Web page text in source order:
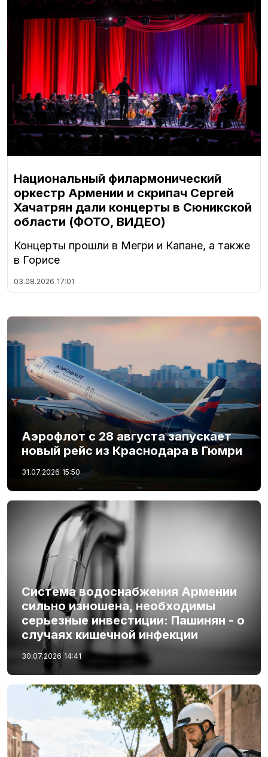
Национальный филармонический
оркестр Армении и скрипач Сергей
Хачатрян дали концерты в Сюникской
области (ФОТО, ВИДЕО)
Концерты прошли в Мегри и Капане, а также
в Горисе
03.08.2026 17:01
Аэрофлот с 28 августа запускает
новый рейс из Краснодара в Гюмри
31.07.2026 15:50
Система водоснабжения Армении
сильно изношена, необходимы
серьезные инвестиции: Пашинян - о
случаях кишечной инфекции
30.07.2026 14:41